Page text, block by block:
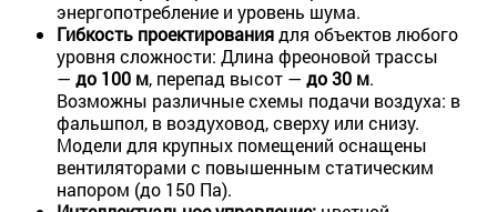
энергопотребление и уровень шума.
Гибкость проектированиядля объектов любого
уровня сложности: Длина фреоновой трассы
— до 100 м, перепад высот — до 30 м.
Возможны различные схемы подачи воздуха: в
фальшпол, в воздуховод, сверху или снизу.
Модели для крупных помещений оснащены
вентиляторами с повышенным статическим
напором (до 150 Па).